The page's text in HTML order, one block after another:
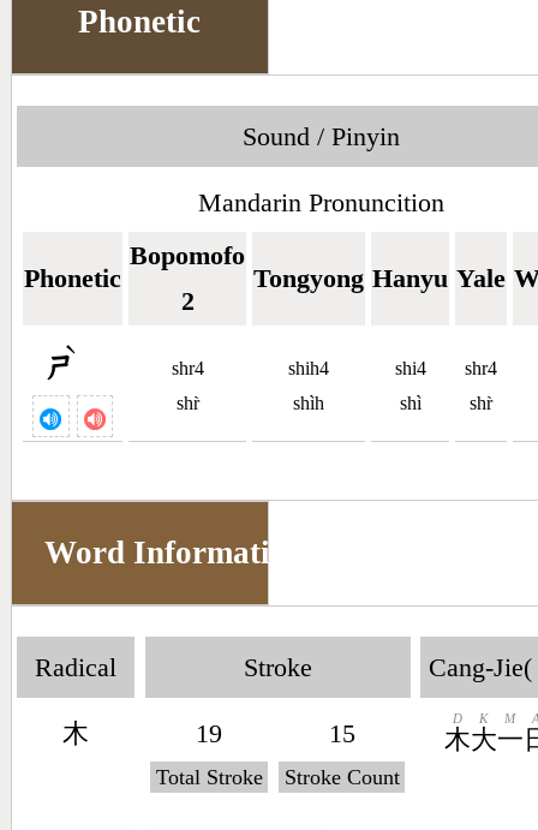
Phonetic
Sound / Pinyin
Mandarin Pronuncition
Phonetic
Bopomofo
2
Tongyong Hanyu Yale
ㄕ
ˋ
shr4
shr̀
shih4
shìh
shi4
shì
shr4
shr̀
Word Information
Radical
木
Stroke
19
Total Stroke
15
Stroke Count
Cang-Jie(
木
D
大
K
一
M